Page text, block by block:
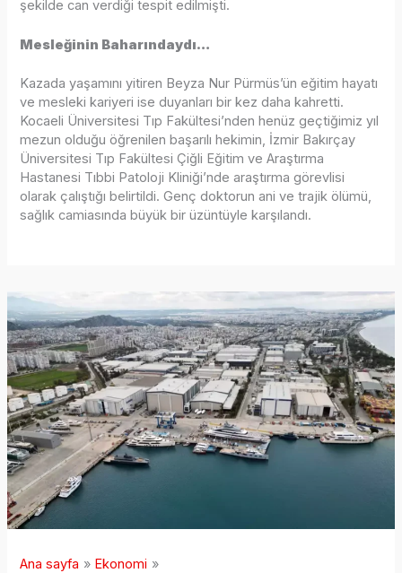
şekilde can verdiği tespit edilmişti.
Mesleğinin Baharındaydı…
Kazada yaşamını yitiren Beyza Nur Pürmüs’ün eğitim hayatı
ve mesleki kariyeri ise duyanları bir kez daha kahretti.
Kocaeli Üniversitesi Tıp Fakültesi’nden henüz geçtiğimiz yıl
mezun olduğu öğrenilen başarılı hekimin, İzmir Bakırçay
Üniversitesi Tıp Fakültesi Çiğli Eğitim ve Araştırma
Hastanesi Tıbbi Patoloji Kliniği’nde araştırma görevlisi
olarak çalıştığı belirtildi. Genç doktorun ani ve trajik ölümü,
sağlık camiasında büyük bir üzüntüyle karşılandı.
Ana sayfa
Ekonomi